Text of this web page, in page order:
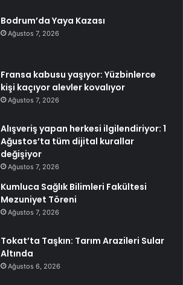
Bodrum’da Yaya Kazası
Ağustos 7, 2026
Fransa kabusu yaşıyor: Yüzbinlerce
kişi kaçıyor alevler kovalıyor
Ağustos 7, 2026
Alışveriş yapan herkesi ilgilendiriyor: 1
Ağustos’ta tüm dijital kurallar
değişiyor
Ağustos 7, 2026
Kumluca Sağlık Bilimleri Fakültesi
Mezuniyet Töreni
Ağustos 7, 2026
Tokat’ta Taşkın: Tarım Arazileri Sular
Altında
Ağustos 6, 2026